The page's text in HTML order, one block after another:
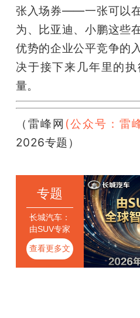
张入场券——一张可以
为、比亚迪、小鹏这些
优势的企业公平竞争的
决于接下来几年里的
量。
（雷峰网 (公众号：雷
2026专题）
专题
长城汽车：
由SUV专家
进阶为全球
智能越野领
查看更多文
章